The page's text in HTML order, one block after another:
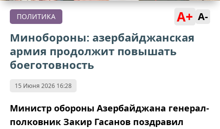
ПОЛИТИКА A+ A-
Минобороны: азербайджанская
армия продолжит повышать
боеготовность
15 Июня 2026 16:28
Министр обороны Азербайджана генерал-
полковник Закир Гасанов поздравил